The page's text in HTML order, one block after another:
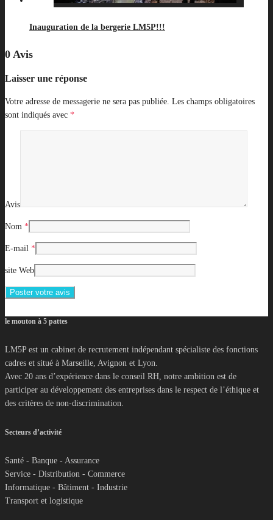
Inauguration de la bergerie LM5P!!!
0 Avis
Laisser une réponse
Votre adresse de messagerie ne sera pas publiée. Les champs obligatoires
sont indiqués avec *
Avis
Nom *
E-mail *
site Web
le mouton à 5 pattes
LM5P est un cabinet de recrutement indépendant spécialiste des fonctions
cadres et situé à Marseille, Avignon et Lyon.
Avec 20 ans d’expérience dans le conseil RH, notre ambition est de
participer au développement des entreprises dans le respect de l’éthique et
des critères de non-discrimination.
Secteurs d’activité
Santé - Banque - Assurance
Service - Distribution - Commerce
Informatique - Bâtiment - Industrie
Transport et logistique